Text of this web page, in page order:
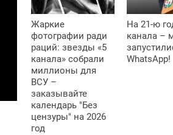
Жаркие
фотографии ради
раций: звезды «5
канала» собрали
миллионы для
ВСУ –
заказывайте
календарь "Без
цензуры" на 2026
год
На 21-ю
канала –
WhatsApp!